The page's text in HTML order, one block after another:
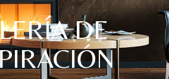
DE